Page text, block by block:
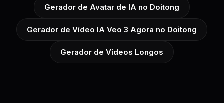
Gerador de Avatar de IA no Doitong
Gerador de Vídeo IA Veo 3 Agora no Doitong
Gerador de Vídeos Longos